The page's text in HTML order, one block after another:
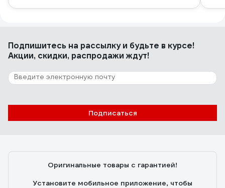
Подпишитесь на рассылкуи будьте в курсе!
Акции, скидки, распродажи ждут!
Подписаться
Оригинальные товары с гарантией!
Установите мобильное приложение, чтобы